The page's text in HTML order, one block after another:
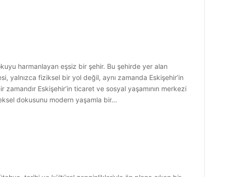
harmanlayan eşsiz bir şehir. Bu şehirde yer alan
yalnızca fiziksel bir yol değil, aynı zamanda Eskişehir’in
Eskişehir’in ticaret ve sosyal yaşamının merkezi
dokusunu modern yaşamla bir…